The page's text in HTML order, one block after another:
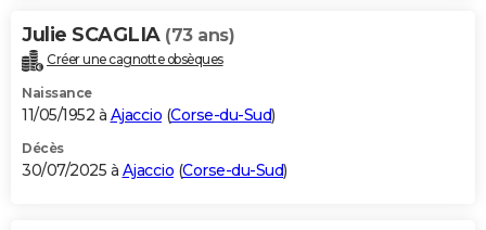
Julie SCAGLIA (73 ans)
Créer une cagnotte obsèques
Naissance
11/05/1952 à Ajaccio (Corse-du-Sud)
Décès
30/07/2025 à Ajaccio (Corse-du-Sud)